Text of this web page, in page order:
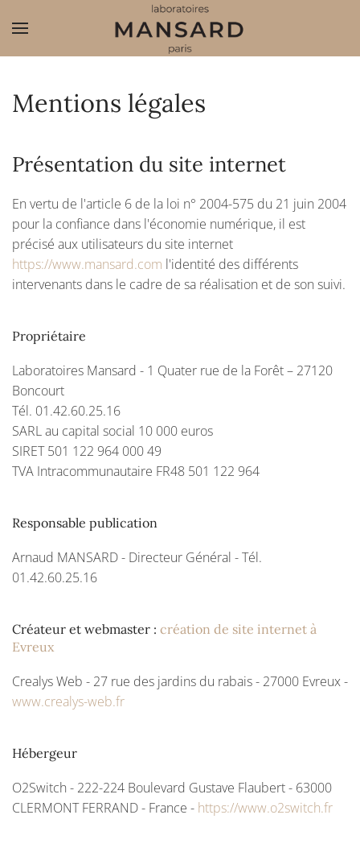
Accéder au contenu principal
Mentions légales
Présentation du site internet
En vertu de l'article 6 de la loi n° 2004-575 du 21 juin 2004
pour la confiance dans l'économie numérique, il est
précisé aux utilisateurs du site internet
https://www.mansard.com l'identité des différents
intervenants dans le cadre de sa réalisation et de son suivi.
Propriétaire
Laboratoires Mansard - 1 Quater rue de la Forêt – 27120
Boncourt
Tél. 01.42.60.25.16
SARL au capital social 10 000 euros
SIRET 501 122 964 000 49
TVA Intracommunautaire FR48 501 122 964
Responsable publication
Arnaud MANSARD - Directeur Général - Tél.
01.42.60.25.16
Créateur et webmaster : création de site internet à
Evreux
Crealys Web - 27 rue des jardins du rabais - 27000 Evreux -
www.crealys-web.fr
Hébergeur
O2Switch - 222-224 Boulevard Gustave Flaubert - 63000
CLERMONT FERRAND - France - https://www.o2switch.fr